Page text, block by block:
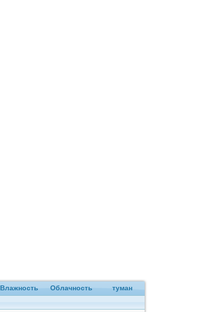
Влажность Облачность туман